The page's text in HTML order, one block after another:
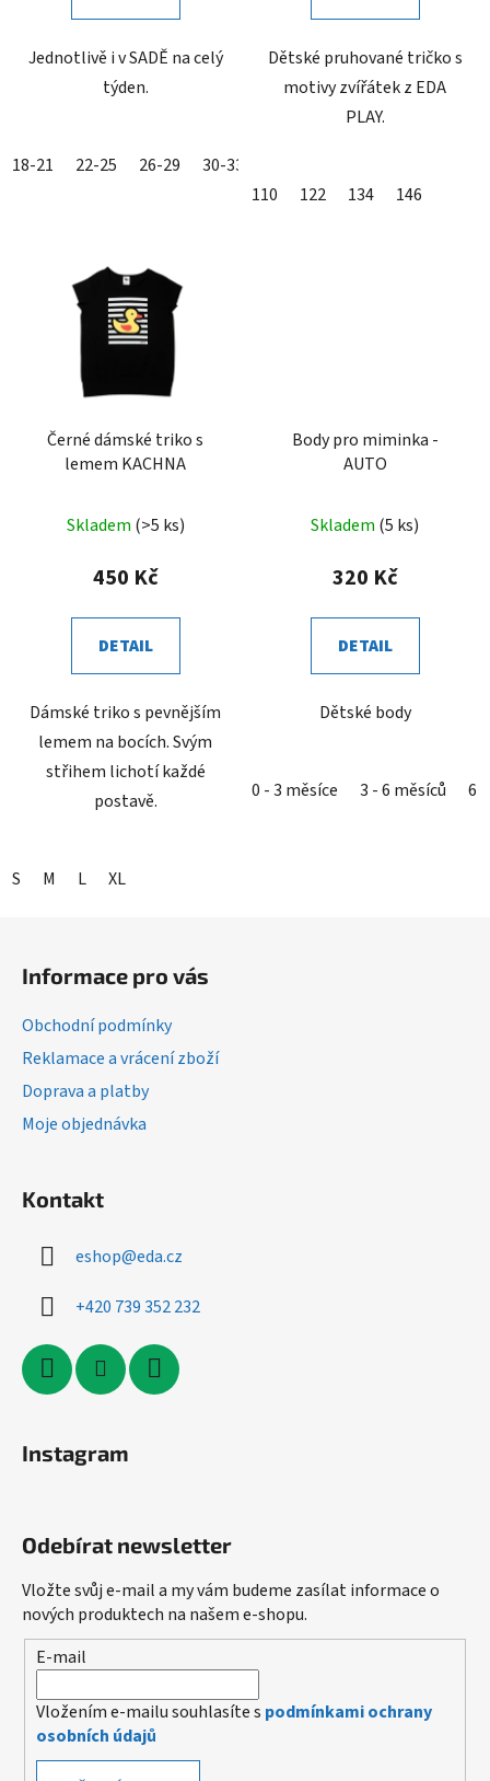
Jednotlivě i v SADĚ na celý
týden.
18-21 22-25 26-29 30-33
Dětské pruhované tričko s
motivy zvířátek z EDA
PLAY.
110 122 134 146
Černé dámské triko s
lemem KACHNA
Skladem (>5 ks)
450 Kč
DETAIL
Dámské triko s pevnějším
lemem na bocích. Svým
střihem lichotí každé
postavě.
S M L XL
Body pro miminka -
AUTO
Skladem (5 ks)
320 Kč
DETAIL
Dětské body
0 - 3 měsíce 3 - 6 měsíců 6
Informace pro vás
Obchodní podmínky
Reklamace a vrácení zboží
Doprava a platby
Moje objednávka
Kontakt
eshop@eda.cz
+420 739 352 232
Instagram
Odebírat newsletter
Vložte svůj e-mail a my vám budeme zasílat informace o
nových produktech na našem e-shopu.
E-mail
Vložením e-mailu souhlasíte s podmínkami ochrany
osobních údajů